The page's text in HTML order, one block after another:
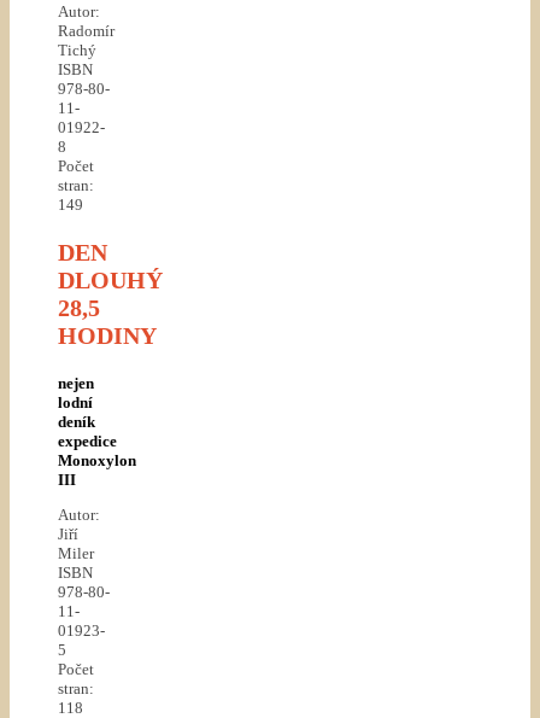
Autor:
Radomír
Tichý
ISBN
978-80-
11-
01922-
8
Počet
stran:
149
DEN
DLOUHÝ
28,5
HODINY
nejen
lodní
deník
expedice
Monoxylon
III
Autor:
Jiří
Miler
ISBN
978-80-
11-
01923-
5
Počet
stran:
118